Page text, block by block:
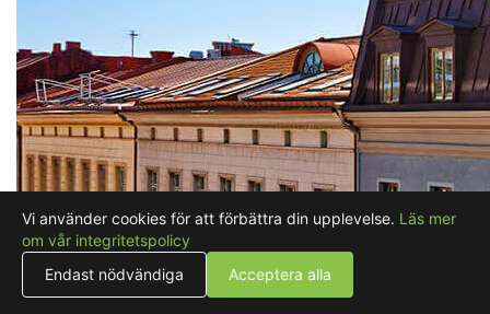
Vi använder cookies för att förbättra din upplevelse. Läs mer
om vår integritetspolicy
Endast nödvändiga
Acceptera alla